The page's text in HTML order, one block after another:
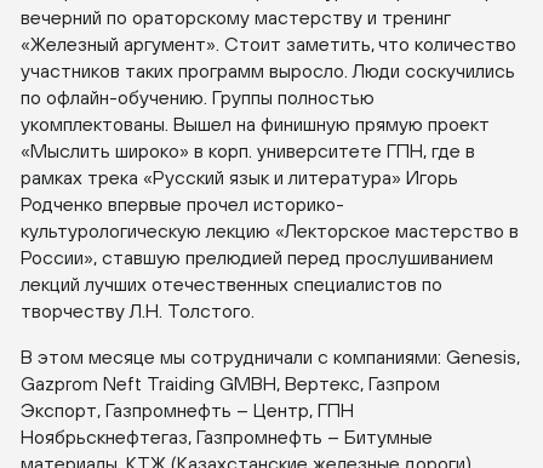
вечерний по ораторскому мастерству и тренинг
«Железный аргумент». Стоит заметить, что количество
участников таких программ выросло. Люди соскучились
по офлайн-обучению. Группы полностью
укомплектованы. Вышел на финишную прямую проект
«Мыслить широко» в корп. университете ГПН, где в
рамках трека «Русский язык и литература» Игорь
Родченко впервые прочел историко-
культурологическую лекцию «Лекторское мастерство в
России», ставшую прелюдией перед прослушиванием
лекций лучших отечественных специалистов по
творчеству Л.Н. Толстого.
В этом месяце мы сотрудничали с компаниями: Genesis,
Gazprom Neft Traiding GMBH, Вертекс, Газпром
Экспорт, Газпромнефть – Центр, ГПН
Ноябрьскнефтегаз, Газпромнефть – Битумные